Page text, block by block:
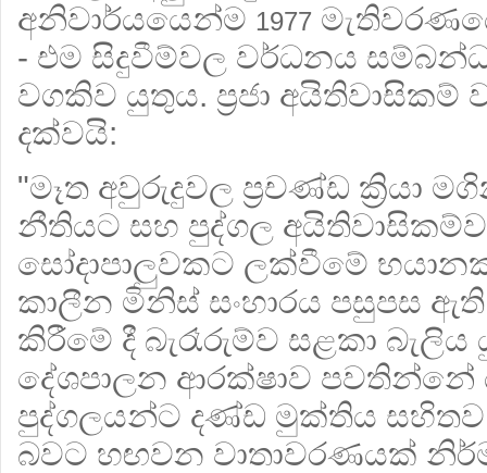
අනිවාර්යයෙන්ම 1977
- එම සිදුවීම්වල වර්ධනය
වගකිව යුතුය. ප්‍රජා අයිතිවාසිකම්
දක්වයි:
"මෑත අවුරුදුවල ප්‍රචණ්ඩ ක්‍රියා
නීතියට සහ පුද්ගල
සෝදාපාලුවකට ලක්වීමේ
කාලීන මිනිස් සංහාරය පසුපස
කිරීමේ දී බැරෑරුම්ව සළකා
දේශපාලන ආරක්ෂාව පවතින්නේ
පුද්ගලයන්ට දණ්ඩ මුක්තිය
බවට හඟවන වාතාවරණයක්